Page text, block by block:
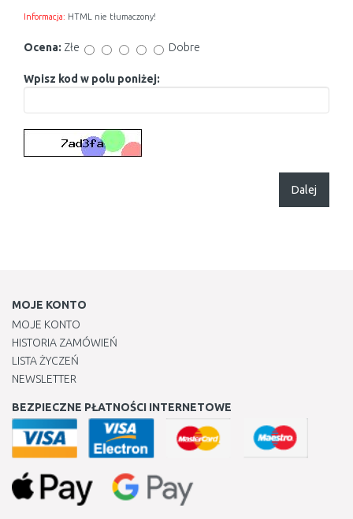
Informacja: HTML nie tłumaczony!
Ocena: Złe Dobre
Wpisz kod w polu poniżej:
Dalej
MOJE KONTO
MOJE KONTO
HISTORIA ZAMÓWIEŃ
LISTA ŻYCZEŃ
NEWSLETTER
BEZPIECZNE PŁATNOŚCI INTERNETOWE